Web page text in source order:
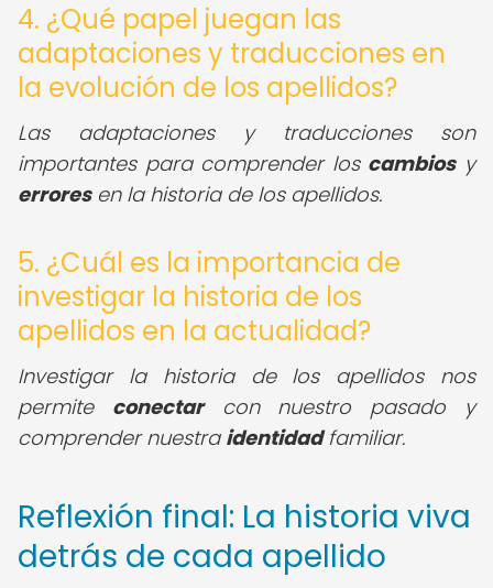
4. ¿Qué papel juegan las
adaptaciones y traducciones en
la evolución de los apellidos?
Las adaptaciones y traducciones son
importantes para comprender los cambiosy
erroresen la historia de los apellidos.
5. ¿Cuál es la importancia de
investigar la historia de los
apellidos en la actualidad?
Investigar la historia de los apellidos nos
permite conectarcon nuestro pasado y
comprender nuestra identidadfamiliar.
Reflexión final: La historia viva
detrás de cada apellido